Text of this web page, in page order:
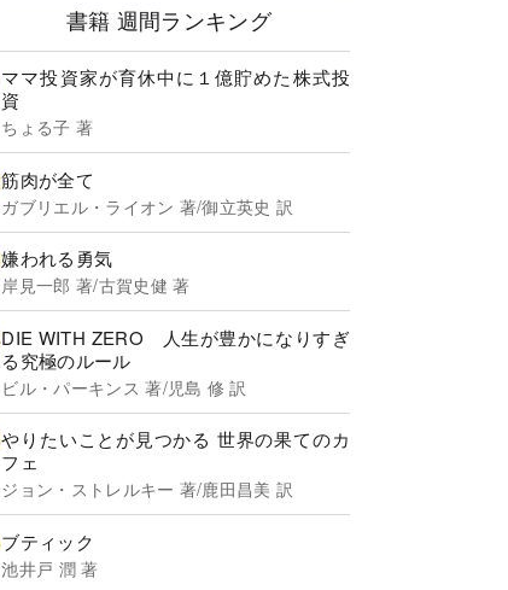
書籍 週間ランキング
ママ投資家が育休中に１億貯めた株式投
資
ちょる子 著
筋肉が全て
ガブリエル・ライオン 著/御立英史 訳
嫌われる勇気
岸見一郎 著/古賀史健 著
DIE WITH ZERO 人生が豊かになりすぎ
る究極のルール
ビル・パーキンス 著/児島 修 訳
やりたいことが見つかる 世界の果てのカ
フェ
ジョン・ストレルキー 著/鹿田昌美 訳
ブティック
池井戸 潤 著